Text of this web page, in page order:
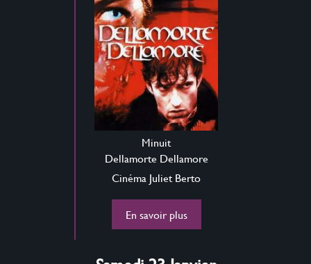
Minuit
Dellamorte Dellamore
Cinéma Juliet Berto
En savoir plus